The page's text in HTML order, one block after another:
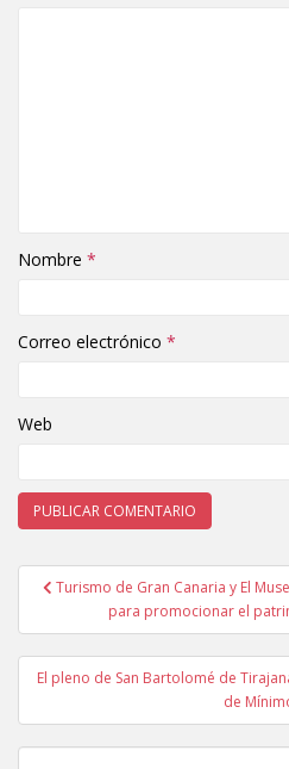
Nombre *
Correo electrónico *
Web
Navegación de
Turismo de Gran Canaria y El
para promocionar el
El pleno de San Bartolomé de
de